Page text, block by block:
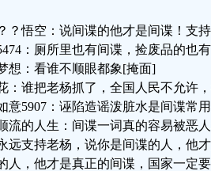
？悟空：说间谍的他才是间谍！支
：厕所里也有间谍，捡废品的也
想：看谁不顺眼都象[掩面]
：谁把老杨抓了，全国人民不允许
意5907：诬陷造谣泼脏水是间谍常
流的人生：间谍一词真的容易被恶
远支持老杨，说你是间谍的人，他
人，他才是真正的间谍，国家一定